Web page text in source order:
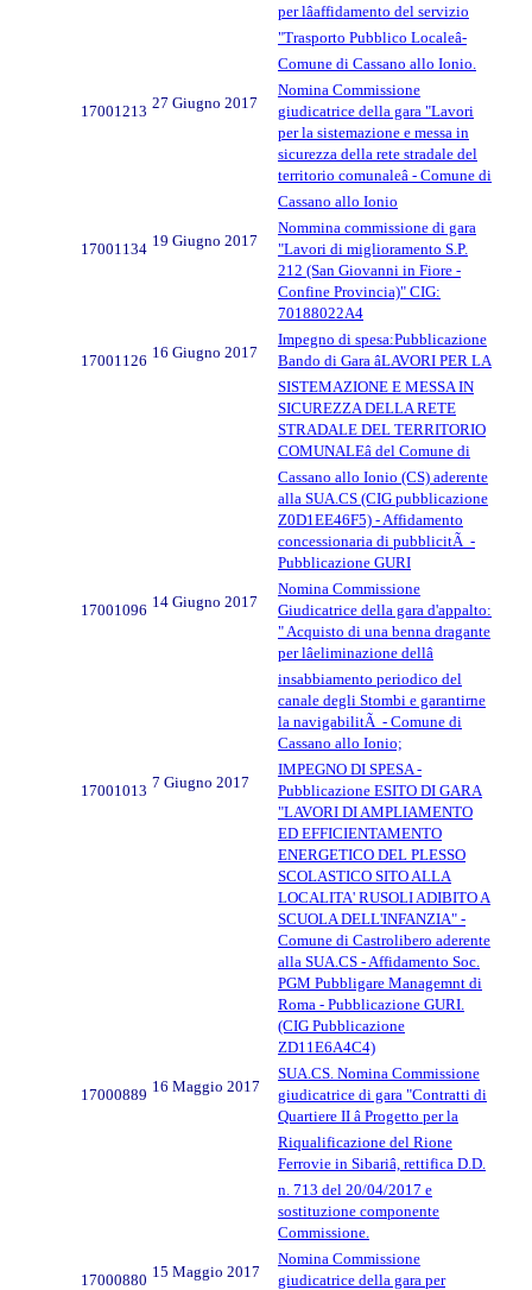
per lâaffidamento del servizio
"Trasporto Pubblico Localeâ-
Comune di Cassano allo Ionio.
17001213 27 Giugno 2017
Nomina Commissione
giudicatrice della gara "Lavori
per la sistemazione e messa in
sicurezza della rete stradale del
territorio comunaleâ - Comune di
Cassano allo Ionio
17001134 19 Giugno 2017
Nommina commissione di gara
"Lavori di miglioramento S.P.
212 (San Giovanni in Fiore -
Confine Provincia)" CIG:
70188022A4
17001126 16 Giugno 2017
Impegno di spesa:Pubblicazione
Bando di Gara âLAVORI PER LA
SISTEMAZIONE E MESSA IN
SICUREZZA DELLA RETE
STRADALE DEL TERRITORIO
COMUNALEâ del Comune di
Cassano allo Ionio (CS) aderente
alla SUA.CS (CIG pubblicazione
Z0D1EE46F5) - Affidamento
concessionaria di pubblicitÃ -
Pubblicazione GURI
17001096 14 Giugno 2017
Nomina Commissione
Giudicatrice della gara d'appalto:
" Acquisto di una benna dragante
per lâeliminazione dellâ
insabbiamento periodico del
canale degli Stombi e garantirne
la navigabilitÃ - Comune di
Cassano allo Ionio;
17001013 7 Giugno 2017
IMPEGNO DI SPESA -
Pubblicazione ESITO DI GARA
"LAVORI DI AMPLIAMENTO
ED EFFICIENTAMENTO
ENERGETICO DEL PLESSO
SCOLASTICO SITO ALLA
LOCALITA' RUSOLI ADIBITO A
SCUOLA DELL'INFANZIA" -
Comune di Castrolibero aderente
alla SUA.CS - Affidamento Soc.
PGM Pubbligare Managemnt di
Roma - Pubblicazione GURI.
(CIG Pubblicazione
ZD11E6A4C4)
17000889 16 Maggio 2017
SUA.CS. Nomina Commissione
giudicatrice di gara "Contratti di
Quartiere II â Progetto per la
Riqualificazione del Rione
Ferrovie in Sibariâ, rettifica D.D.
n. 713 del 20/04/2017 e
sostituzione componente
Commissione.
17000880 15 Maggio 2017
Nomina Commissione
giudicatrice della gara per